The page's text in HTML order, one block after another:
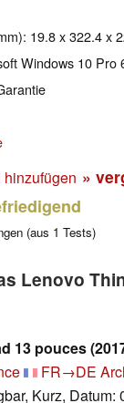
19.8 x 322.4 x
Windows 10 Pro
hinzufügen »
(aus 1 Tests)
Lenovo
13 pouces
FR→DE
Kurz, Datum: